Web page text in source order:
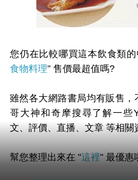
您仍在比較哪買這本飲食類
食物料理" 售價最超值嗎?
雖然各大網路書局均有販售，
哥大神和奇摩搜尋了解一些
文、評價、直播、文章 等相關
幫您整理出來在 "這裡" 最優惠